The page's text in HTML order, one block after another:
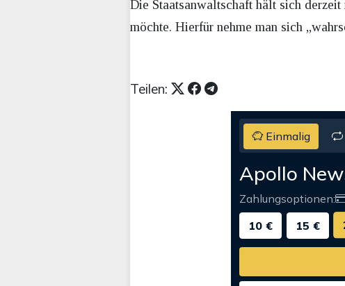
Die Staatsanwaltschaft hält sich
möchte. Hierfür nehme man sich
Teilen:
Einmalig
Apollo
Zahlungsoptionen:
10 €
15 €